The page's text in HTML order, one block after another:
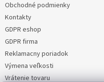
Obchodné podmienky
Kontakty
GDPR eshop
GDPR firma
Reklamacny poriadok
Výmena veľkosti
Vrátenie tovaru